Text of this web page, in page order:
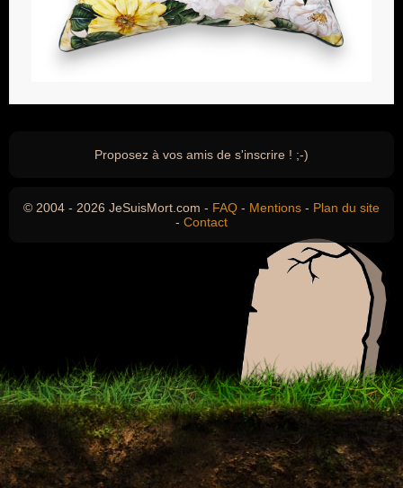
Proposez à vos amis de s'inscrire ! ;-)
© 2004 - 2026 JeSuisMort.com - FAQ - Mentions - Plan du site
- Contact